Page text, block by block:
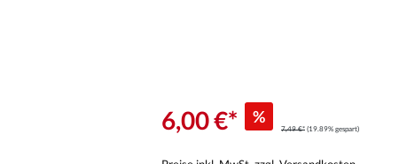
6,00 €* %
7,49 €* (19.89% gespart)